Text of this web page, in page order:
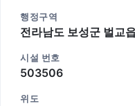
행정구역
전라남도 보성군 벌
시설 번호
503506
위도